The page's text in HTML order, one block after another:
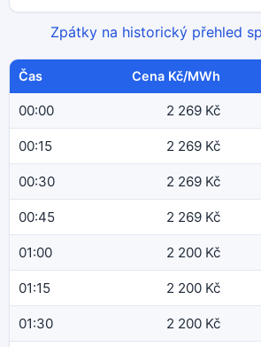
Zpátky na historický přehled
Čas Cena Kč/MWh
00:00 2 269 Kč
00:15 2 269 Kč
00:30 2 269 Kč
00:45 2 269 Kč
01:00 2 200 Kč
01:15 2 200 Kč
01:30 2 200 Kč